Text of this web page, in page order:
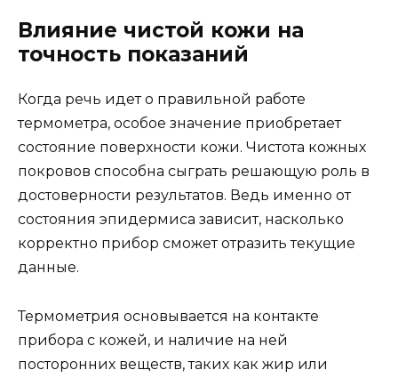
Влияние чистой кожи на
точность показаний
Когда речь идет о правильной работе
термометра, особое значение приобретает
состояние поверхности кожи. Чистота кожных
покровов способна сыграть решающую роль в
достоверности результатов. Ведь именно от
состояния эпидермиса зависит, насколько
корректно прибор сможет отразить текущие
данные.
Термометрия основывается на контакте
прибора с кожей, и наличие на ней
посторонних веществ, таких как жир или